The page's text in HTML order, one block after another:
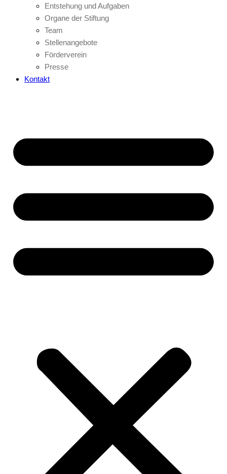
Entstehung und Aufgaben
Organe der Stiftung
Team
Stellenangebote
Förderverein
Presse
Kontakt